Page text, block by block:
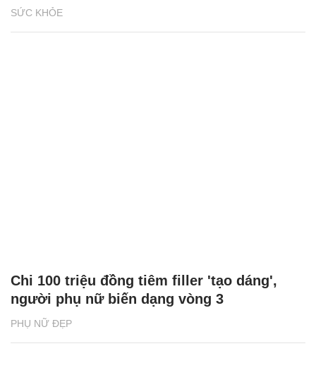
SỨC KHỎE
PHỤ NỮ ĐẸP
Chi 100 triệu đồng tiêm filler 'tạo dáng',
người phụ nữ biến dạng vòng 3